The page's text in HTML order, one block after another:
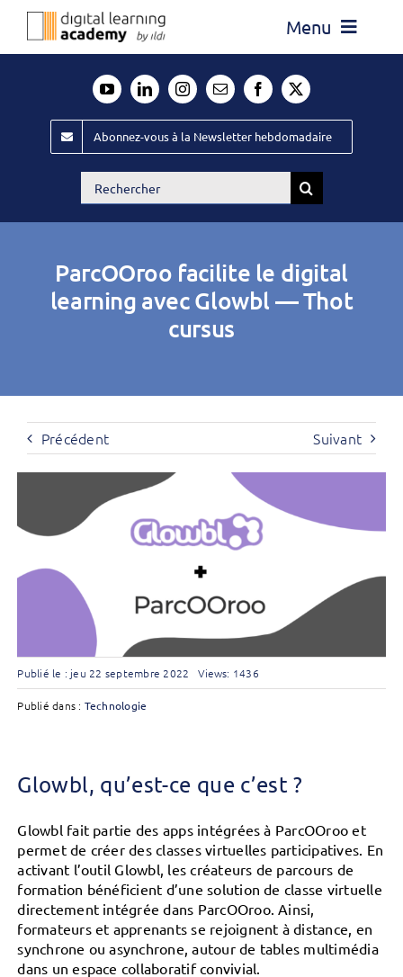
Passer
Menu
Évènements ILDI
Offres d’emploi
Publiez
Abonnez-vous à la Newsletter hebdomadaire
Rechercher:
ParcOOroo facilite le digital
learning avec Glowbl — Thot
cursus
Précédent Suivant
Publié le : jeu 22 septembre 2022 Views: 1436
Publié dans : Technologie
Glowbl, qu’est-ce que c’est ?
Glowbl fait partie des apps intégrées à ParcOOroo et
permet de créer des classes virtuelles participatives. En
activant l’outil Glowbl, les créateurs de parcours de
formation bénéficient d’une solution de classe virtuelle
directement intégrée dans ParcOOroo. Ainsi,
formateurs et apprenants se rejoignent à distance, en
synchrone ou asynchrone, autour de tables multimédia
dans un espace collaboratif convivial.